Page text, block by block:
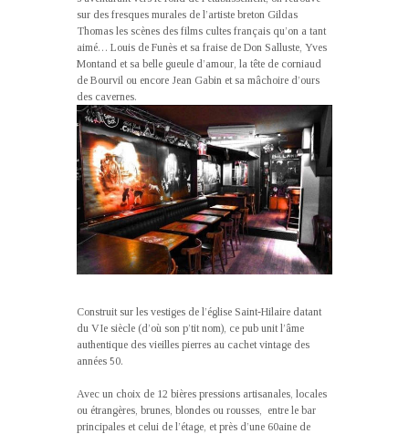
sur des fresques murales de l’artiste breton Gildas
Thomas les scènes des films cultes français qu’on a tant
aimé… Louis de Funès et sa fraise de Don Salluste, Yves
Montand et sa belle gueule d’amour, la tête de corniaud
de Bourvil ou encore Jean Gabin et sa mâchoire d’ours
des cavernes.
Construit sur les vestiges de l’église Saint-Hilaire datant
du VIe siècle (d’où son p’tit nom), ce pub unit l’âme
authentique des vieilles pierres au cachet vintage des
années 50.
Avec un choix de 12 bières pressions artisanales, locales
ou étrangères, brunes, blondes ou rousses, entre le bar
principales et celui de l’étage, et près d’une 60aine de